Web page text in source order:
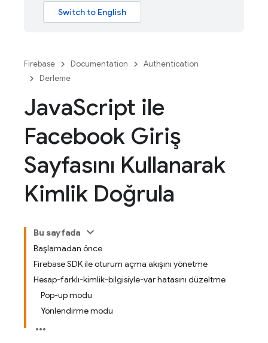
Firebase Documentation
Authentication
Derleme
JavaScript ile
Facebook Giriş
Sayfasını Kullanarak
Kimlik Doğrula
Bu sayfada
Başlamadan önce
Firebase SDK ile oturum açma akışını yönetme
Hesap-farklı-kimlik-bilgisiyle-var hatasını düzeltme
Pop-up modu
Yönlendirme modu